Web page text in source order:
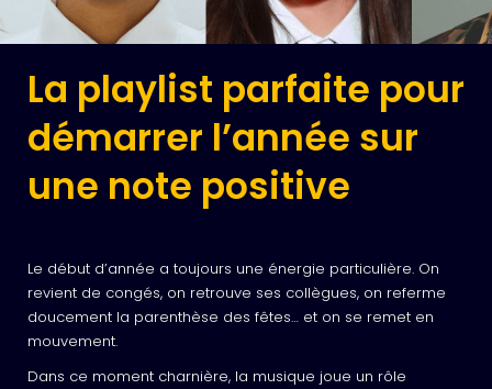
La playlist parfaite pour
démarrer l’année sur
une note positive
Le début d’année a toujours une énergie particulière. On
revient de congés, on retrouve ses collègues, on referme
doucement la parenthèse des fêtes… et on se remet en
mouvement.
Dans ce moment charnière, la musique joue un rôle